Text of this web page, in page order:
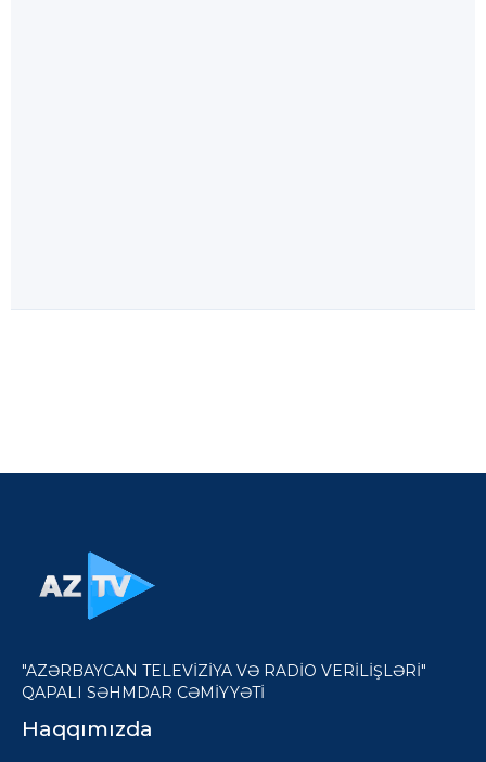
"AZƏRBAYCAN TELEVİZİYA VƏ RADİO VERİLİŞLƏRİ"
QAPALI SƏHMDAR CƏMİYYƏTİ
Haqqımızda